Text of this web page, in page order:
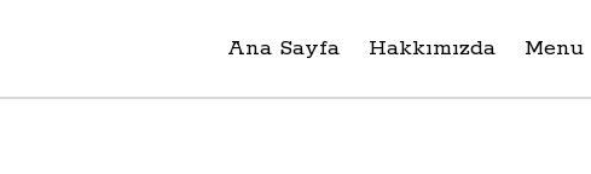
Ana Sayfa Hakkımızda Menu